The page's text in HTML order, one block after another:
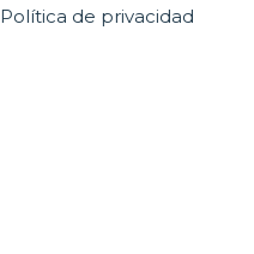
Política de privacidad